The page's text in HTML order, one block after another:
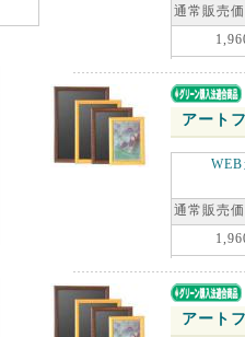
通常販売
アート
通常販売
アート